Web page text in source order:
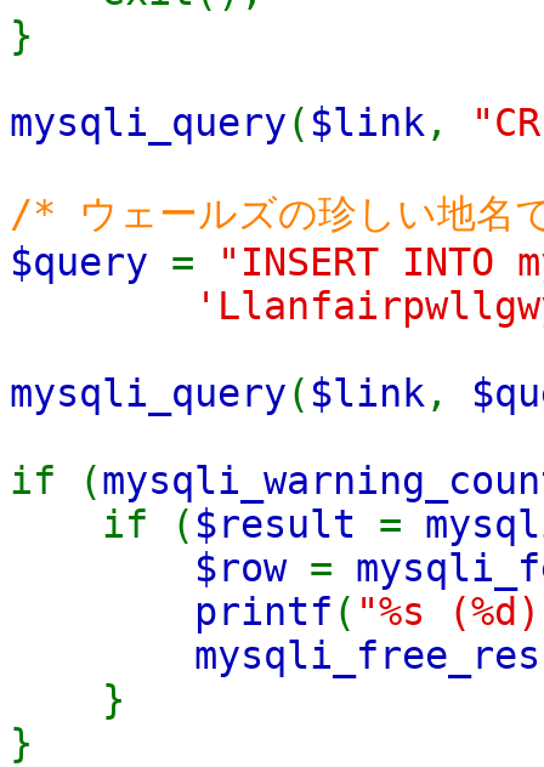
}
mysqli_query( $link ,
/* ウェールズの珍しい地
$query =
"INSERT INTO
mysqli_query( $link ,
if (
if ( $result =
$row =
printf ( "%s
}
}